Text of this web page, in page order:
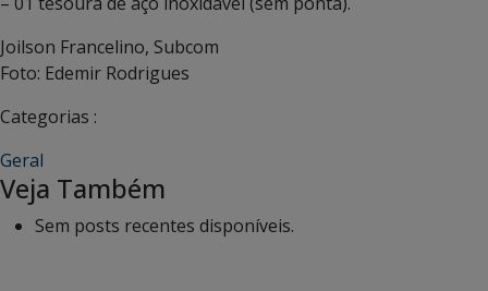
Joilson Francelino, Subcom
Foto: Edemir Rodrigues
Categorias :
Geral
Veja Também
Sem posts recentes disponíveis.